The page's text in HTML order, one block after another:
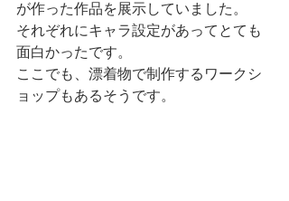
が作った作品を展示していました。
それぞれにキャラ設定があってとても
面白かったです。
ここでも、漂着物で制作するワークシ
ョップもあるそうです。